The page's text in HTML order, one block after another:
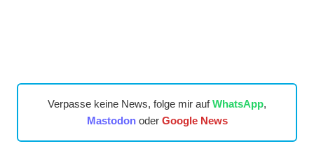
Verpasse keine News, folge mir aufWhatsApp,
Mastodonoder Google News